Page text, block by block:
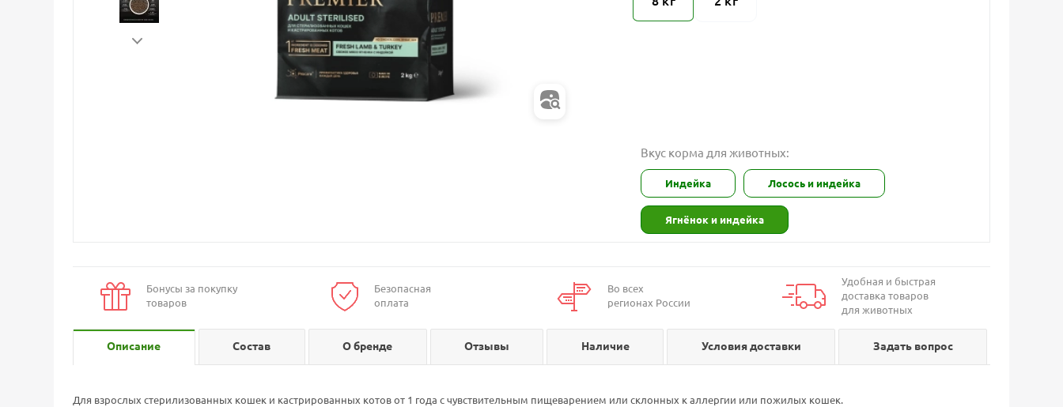
Вкус корма для животных:
Индейка Лосось и индейка
Ягнёнок и индейка
Бонусы за покупку
товаров
Безопасная
оплата
Во всех
регионах России
Удобная и быстрая
доставка товаров
для животных
Описание Состав О бренде Отзывы Наличие Условия доставки Задать вопрос
Для взрослых стерилизованных кошек и кастрированных котов от 1 года с чувствительным пищеварением или склонных к аллергии или пожилых кошек.